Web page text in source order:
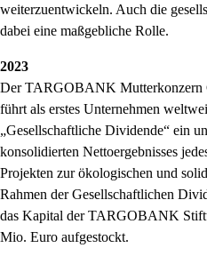
weiterzuentwickeln. Auch die
dabei eine maßgebliche Rolle.
2023
Der TARGOBANK Mutterkonzern
führt als erstes Unternehmen
Gesellschaftliche Dividende
ein
konsolidierten Nettoergebnisses
Projekten zur ökologischen und
Rahmen der Gesellschaftlichen
das Kapital der TARGOBANK
Mio. Euro aufgestockt.